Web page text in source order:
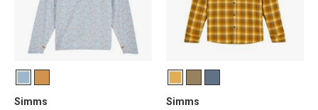
Simms
Simms